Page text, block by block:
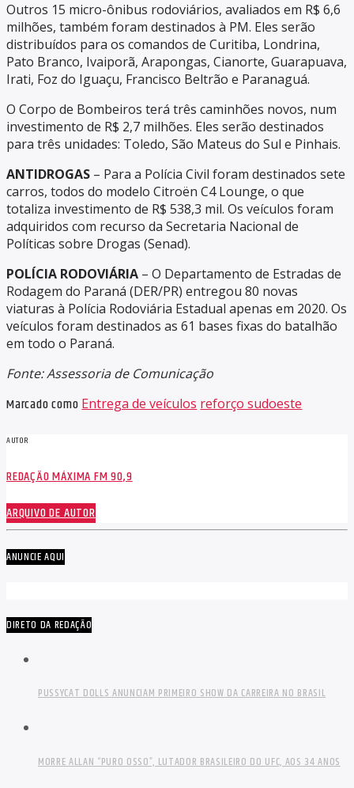
Outros 15 micro-ônibus rodoviários, avaliados em R$ 6,6
milhões, também foram destinados à PM. Eles serão
distribuídos para os comandos de Curitiba, Londrina,
Pato Branco, Ivaiporã, Arapongas, Cianorte, Guarapuava,
Irati, Foz do Iguaçu, Francisco Beltrão e Paranaguá.
O Corpo de Bombeiros terá três caminhões novos, num
investimento de R$ 2,7 milhões. Eles serão destinados
para três unidades: Toledo, São Mateus do Sul e Pinhais.
ANTIDROGAS – Para a Polícia Civil foram destinados sete
carros, todos do modelo Citroën C4 Lounge, o que
totaliza investimento de R$ 538,3 mil. Os veículos foram
adquiridos com recurso da Secretaria Nacional de
Políticas sobre Drogas (Senad).
POLÍCIA RODOVIÁRIA – O Departamento de Estradas de
Rodagem do Paraná (DER/PR) entregou 80 novas
viaturas à Polícia Rodoviária Estadual apenas em 2020. Os
veículos foram destinados as 61 bases fixas do batalhão
em todo o Paraná.
Fonte: Assessoria de Comunicação
Marcado comoEntrega de veículos reforço sudoeste
AUTOR
REDAÇÃO MÁXIMA FM 90,9
ARQUIVO DE AUTOR
ANUNCIE AQUI
DIRETO DA REDAÇÃO
PUSSYCAT DOLLS ANUNCIAM PRIMEIRO SHOW DA CARREIRA NO BRASIL
MORRE ALLAN “PURO OSSO”, LUTADOR BRASILEIRO DO UFC, AOS 34 ANOS